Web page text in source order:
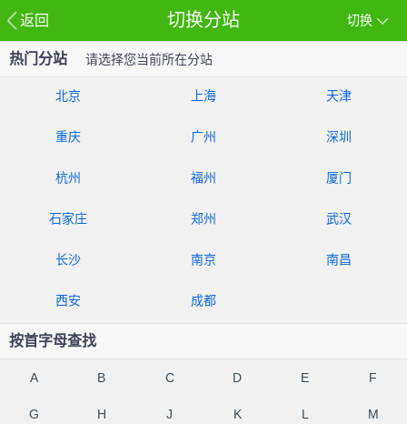
返回 切换
切换分站
热门分站 请选择您当前所在分站
北京 上海 天津
重庆 广州 深圳
杭州 福州 厦门
石家庄 郑州 武汉
长沙 南京 南昌
西安 成都
按首字母查找
A B C D E F
G H J K L M